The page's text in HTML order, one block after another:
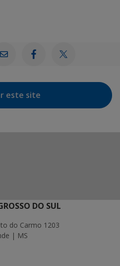
este site
DO SUL
do Carmo 1203
| MS